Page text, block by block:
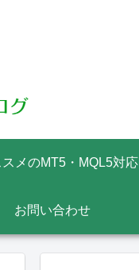
スメのMT5・MQL5対
お問い合わせ